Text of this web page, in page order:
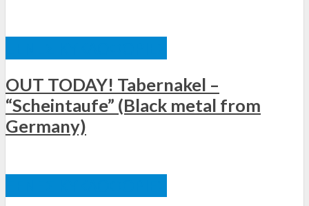
OUT TODAY! Tabernakel –
“Scheintaufe” (Black metal from
Germany)